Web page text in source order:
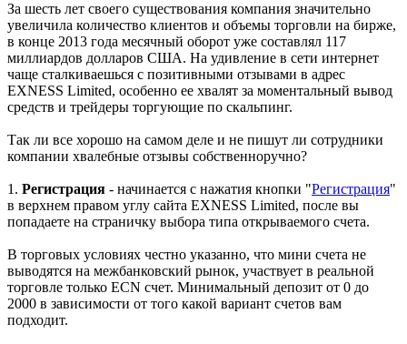
За шесть лет своего существования компания значительно
увеличила количество клиентов и объемы торговли на бирже,
в конце 2013 года месячный оборот уже составлял 117
миллиардов долларов США. На удивление в сети интернет
чаще сталкиваешься с позитивными отзывами в адрес
EXNESS Limited, особенно ее хвалят за моментальный вывод
средств и трейдеры торгующие по скальпинг.
Так ли все хорошо на самом деле и не пишут ли сотрудники
компании хвалебные отзывы собственноручно?
1. Регистрация - начинается с нажатия кнопки "Регистрация"
в верхнем правом углу сайта EXNESS Limited, после вы
попадаете на страничку выбора типа открываемого счета.
В торговых условиях честно указанно, что мини счета не
выводятся на межбанковский рынок, участвует в реальной
торговле только ECN счет. Минимальный депозит от 0 до
2000 в зависимости от того какой вариант счетов вам
подходит.